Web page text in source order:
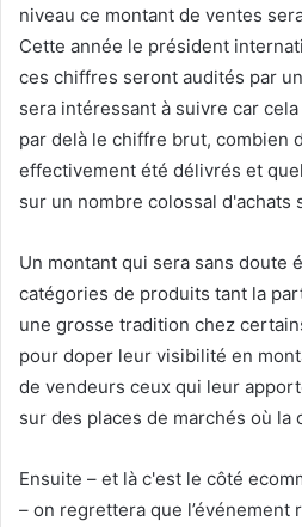
niveau ce montant de ventes
Cette année le président
ces chiffres seront audités par
sera intéressant à suivre car
par delà le chiffre brut, combien
effectivement été délivrés et
sur un nombre colossal
Un montant qui sera sans doute
catégories de produits tant la
une grosse tradition chez
pour doper leur visibilité en
de vendeurs ceux qui leur
sur des places de marchés où la
Ensuite – et là c'est le côté
– on regrettera que l’événement